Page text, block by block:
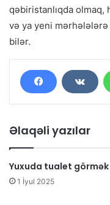
qəbiristanlıqda olmaq,
və ya yeni mərhələlərə
bilər.
Əlaqəli yazılar
Yuxuda tualet görmək
1 İyul 2025